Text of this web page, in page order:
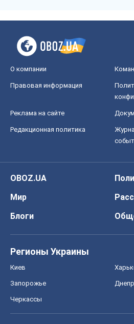
О компании
Правовая информация
Реклама на сайте
Редакционная политика
OBOZ.UA
Мир
Блоги
Регионы Украины
Киев
Запорожье Днепр
Черкассы